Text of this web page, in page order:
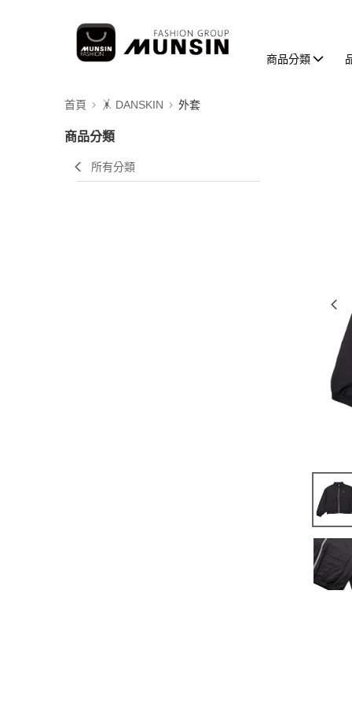
商品分類
首頁 🤸 DANSKIN 外套
商品分類
所有分類